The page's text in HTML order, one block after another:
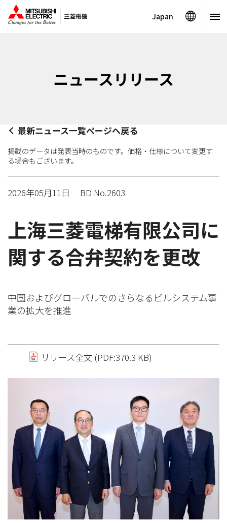
Japan
ニュースリリース
最新ニュース一覧ページへ戻る
掲載のデータは発表当時のものです。価格・仕様について変更す
る場合もございます。
2026年05月11日 BD No.2603
上海三菱電梯有限公司に
関する合弁契約を更改
中国およびグローバルでのさらなるビルシステム事
業の拡大を推進
リリース全文 (PDF:370.3 KB)